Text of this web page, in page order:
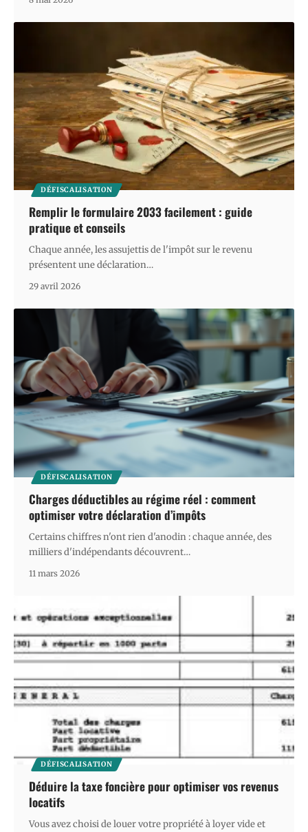
DÉFISCALISATION
Remplir le formulaire 2033 facilement : guide
pratique et conseils
Chaque année, les assujettis de l'impôt sur le revenu
présentent une déclaration…
29 avril 2026
DÉFISCALISATION
Charges déductibles au régime réel : comment
optimiser votre déclaration d’impôts
Certains chiffres n'ont rien d'anodin : chaque année, des
milliers d'indépendants découvrent…
11 mars 2026
DÉFISCALISATION
Déduire la taxe foncière pour optimiser vos revenus
locatifs
Vous avez choisi de louer votre propriété à loyer vide et